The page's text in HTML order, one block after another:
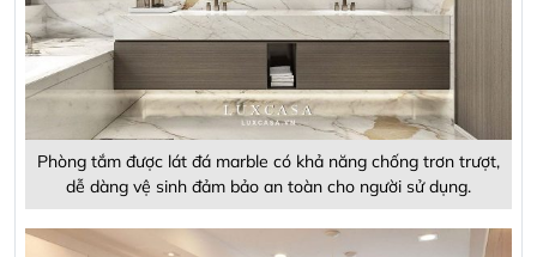
Phòng tắm được lát đá marble có khả năng chống trơn trượt,
dễ dàng vệ sinh đảm bảo an toàn cho người sử dụng.